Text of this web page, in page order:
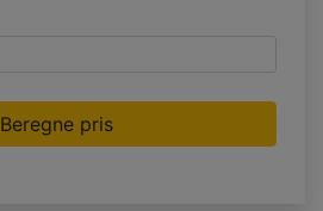
Beregne pris